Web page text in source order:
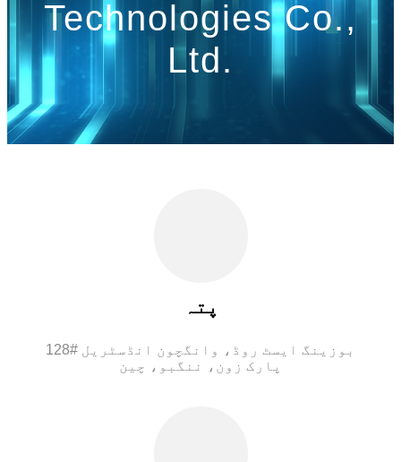
Technologies Co.,
Ltd.
پتہ
128# بوزینگ ایسٹ روڈ، وانگچون انڈسٹریل
پارک زون، ننگبو، چین